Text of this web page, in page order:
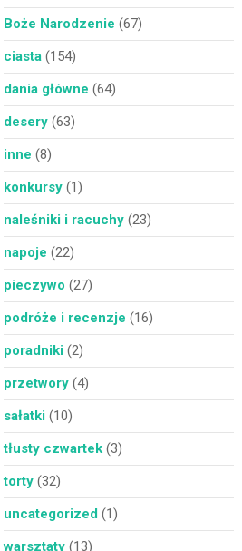
Boże Narodzenie (67)
ciasta (154)
dania główne (64)
desery (63)
inne (8)
konkursy (1)
naleśniki i racuchy (23)
napoje (22)
pieczywo (27)
podróże i recenzje (16)
poradniki (2)
przetwory (4)
sałatki (10)
tłusty czwartek (3)
torty (32)
uncategorized (1)
warsztaty (13)